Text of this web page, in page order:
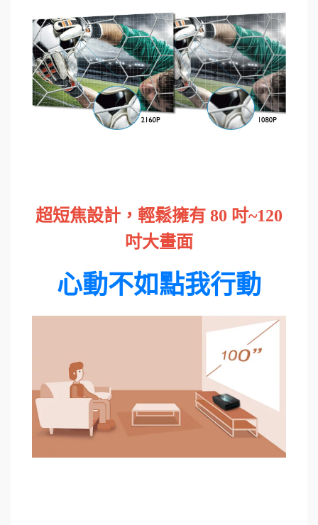
超短焦設計，輕鬆擁有 80 吋~120
吋大畫面
心動不如點我行動